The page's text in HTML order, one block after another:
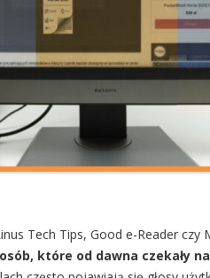
Tech Tips, Good e-Reader czy
które od dawna czekały